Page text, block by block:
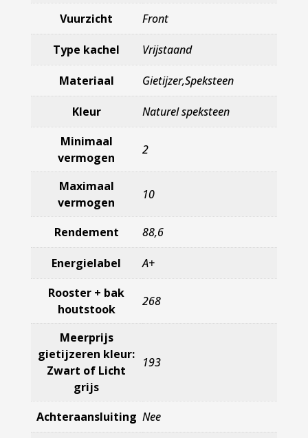
Vuurzicht Front
Type kachel Vrijstaand
Materiaal Gietijzer,Speksteen
Kleur
Naturel speksteen
Minimaal
vermogen
2
Maximaal
vermogen
10
Rendement 88,6
Energielabel
A+
Rooster + bak
houtstook
268
Meerprijs
gietijzeren kleur:
Zwart of Licht
grijs
193
Achteraansluiting Nee